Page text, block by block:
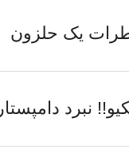
یک حلزون
نبرد دامپستار